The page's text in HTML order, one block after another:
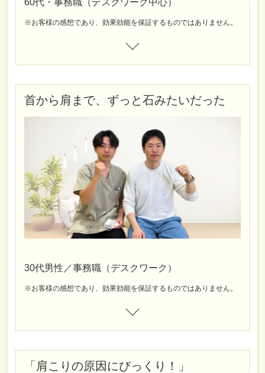
※お客様の感想であり、効果効能を保証するものではありません。
首から肩まで、ずっと石みたいだった
30代男性／事務職（デスクワーク）
※お客様の感想であり、効果効能を保証するものではありません。
「肩こりの原因にびっくり！」